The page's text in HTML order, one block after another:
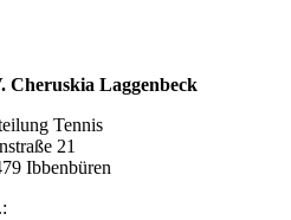
Cheruskia Laggenbeck
Tennis
21
Ibbenbüren